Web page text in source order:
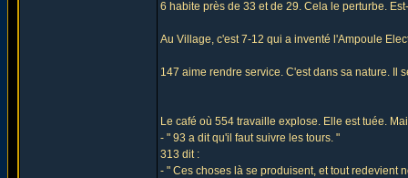
6 habite près de 33 et de 29. Cela le perturbe.
Au Village, c'est 7-12 qui a inventé l'Ampoule
147 aime rendre service. C'est dans sa nature. Il
Le café où 554 travaille explose. Elle est tuée.
- " 93 a dit qu'il faut suivre les tours. "
313 dit :
- " Ces choses là se produisent, et tout redevient